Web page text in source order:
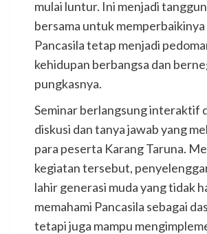
mulai luntur. Ini menjadi
bersama untuk
Pancasila tetap menjadi
kehidupan berbangsa dan
pungkasnya.
Seminar berlangsung interaktif
diskusi dan tanya jawab yang
para peserta Karang Taruna.
kegiatan tersebut,
lahir generasi muda yang tidak
memahami Pancasila sebagai
tetapi juga mampu